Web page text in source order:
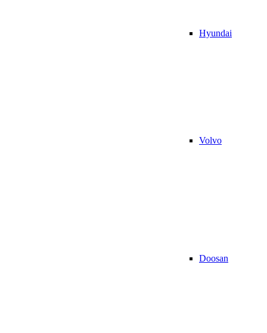
Hyundai
Volvo
Doosan